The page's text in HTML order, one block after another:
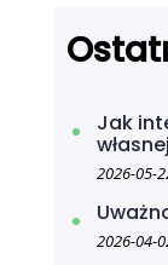
Jak
2026-05-
2026-04-